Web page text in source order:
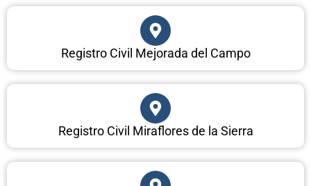
Registro Civil Mejorada del Campo
Registro Civil Miraflores de la Sierra